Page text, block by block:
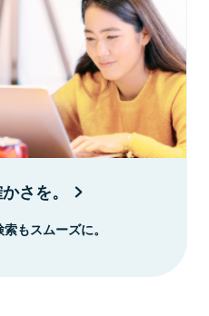
さを。
もスムーズに。